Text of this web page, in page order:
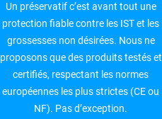
Un préservatif c’est avant tout une
protection fiable contre les IST et les
grossesses non désirées. Nous ne
proposons que des produits testés et
certifiés, respectant les normes
européennes les plus strictes (CE ou
NF). Pas d’exception.